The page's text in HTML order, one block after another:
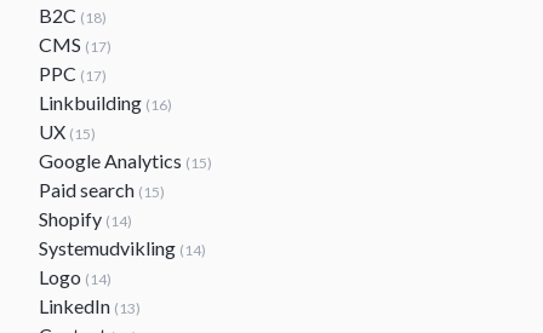
B2C (18)
CMS (17)
PPC (17)
Linkbuilding (16)
UX (15)
Google Analytics (15)
Paid search (15)
Shopify (14)
Systemudvikling (14)
Logo (14)
LinkedIn (13)